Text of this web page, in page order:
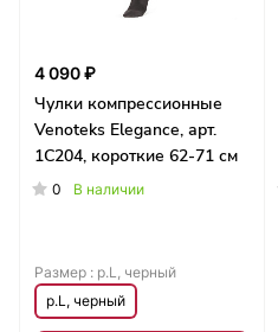
4 090 ₽
Чулки компрессионные
Venoteks Elegance, арт.
1C204, короткие 62-71 см
0 В наличии
Размер : р.L, черный
р.L, черный